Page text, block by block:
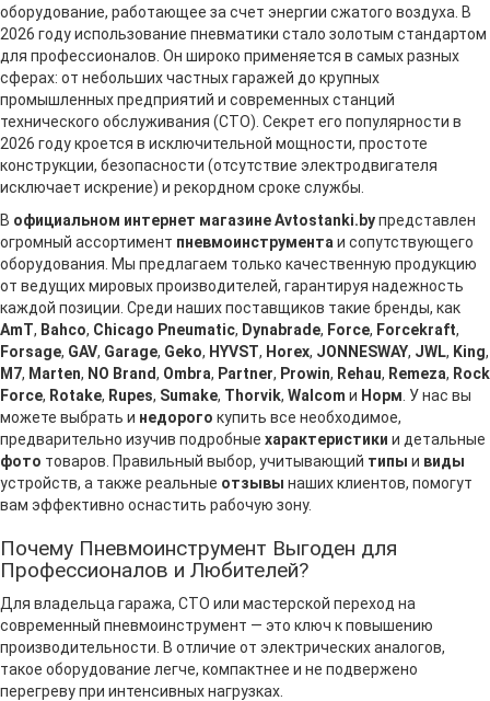
оборудование, работающее за счет энергии сжатого воздуха. В
2026 году использование пневматики стало золотым стандартом
для профессионалов. Он широко применяется в самых разных
сферах: от небольших частных гаражей до крупных
промышленных предприятий и современных станций
технического обслуживания (СТО). Секрет его популярности в
2026 году кроется в исключительной мощности, простоте
конструкции, безопасности (отсутствие электродвигателя
исключает искрение) и рекордном сроке службы.
В официальном интернет магазине Avtostanki.byпредставлен
огромный ассортимент пневмоинструмента и сопутствующего
оборудования. Мы предлагаем только качественную продукцию
от ведущих мировых производителей, гарантируя надежность
каждой позиции. Среди наших поставщиков такие бренды, как
AmT, Bahco, Chicago Pneumatic, Dynabrade, Force, Forcekraft,
Forsage, GAV, Garage, Geko, HYVST, Horex, JONNESWAY, JWL, King,
M7, Marten, NO Brand, Ombra, Partner, Prowin, Rehau, Remeza, Rock
Force, Rotake, Rupes, Sumake, Thorvik, Walcom и Норм . У нас вы
можете выбрать и недорого купить все необходимое,
предварительно изучив подробные характеристики и детальные
фото товаров. Правильный выбор, учитывающий типы и виды
устройств, а также реальные отзывы наших клиентов, помогут
вам эффективно оснастить рабочую зону.
Почему Пневмоинструмент Выгоден для
Профессионалов и Любителей?
Для владельца гаража, СТО или мастерской переход на
современный пневмоинструмент — это ключ к повышению
производительности. В отличие от электрических аналогов,
такое оборудование легче, компактнее и не подвержено
перегреву при интенсивных нагрузках.